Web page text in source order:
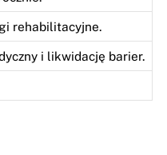
rehabilitacyjne.
i likwidację barier.